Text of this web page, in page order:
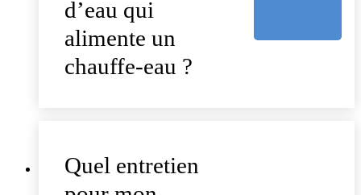
d’eau qui
alimente un
chauffe-eau ?
Quel entretien